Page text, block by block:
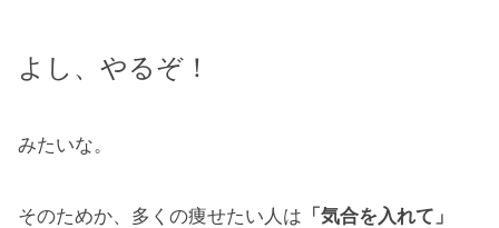
よし、やるぞ！
みたいな。
そのためか、多くの痩せたい人は 「気合を入れて」